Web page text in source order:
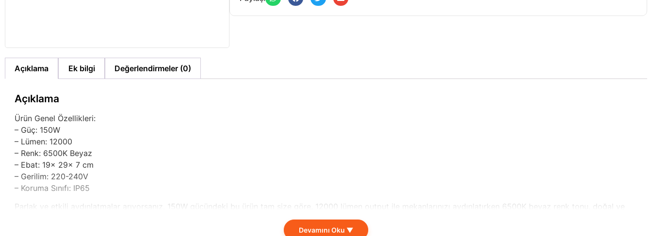
Açıklama Ek bilgi Değerlendirmeler (0)
Açıklama
Ürün Genel Özellikleri:
– Güç: 150W
– Lümen: 12000
– Renk: 6500K Beyaz
– Ebat: 19x 29x 7 cm
– Gerilim: 220-240V
– Koruma Sınıfı: IP65
Parlak ve etkili aydınlatmalar arıyorsanız, 150W gücündeki bu ürün tam size göre. 12000 lümen output ile mekanlarınızı aydınlatırken 6500K beyaz renk tonu, doğal ve
ferah bir atmosfer yaratır. Özellikle mağaza, ofis ve dış mekan kullanımları için ideal bir seçim olan bu aydınlatma cihazı, tüm ihtiyaçlarınıza cevap verecek şekilde
Devamını Oku ▼